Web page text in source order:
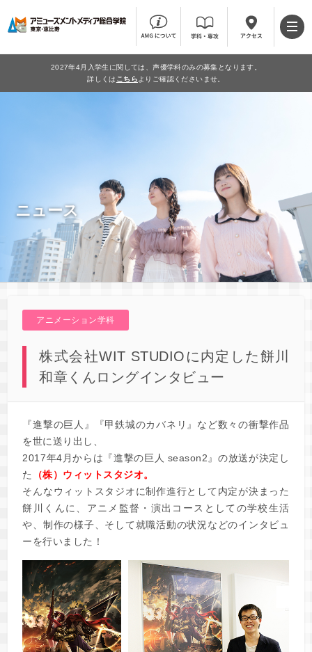
2027年4月入学生に関しては、声優学科のみの募集となります。
詳しくは こちら よりご確認くださいませ。
ニュース
アニメーション学科
株式会社WIT STUDIOに内定した餅川
和章くんロングインタビュー
『進撃の巨人』『甲鉄城のカバネリ』など数々の衝撃作品
を世に送り出し、
2017年4月からは『進撃の巨人 season2』の放送が決定し
た
（株）ウィットスタジオ。
そんなウィットスタジオに制作進行として内定が決まった
餅川くんに、アニメ監督・演出コースとしての学校生活
や、制作の様子、そして就職活動の状況などのインタビュ
ーを行いました！